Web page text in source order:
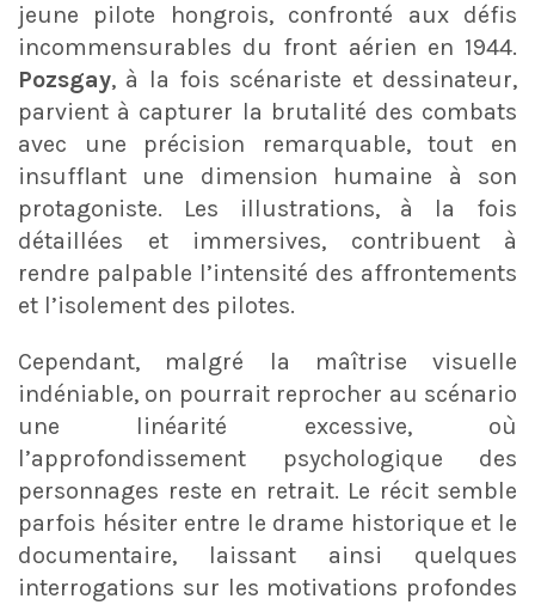
jeune pilote hongrois, confronté aux défis
incommensurables du front aérien en 1944.
Pozsgay, à la fois scénariste et dessinateur,
parvient à capturer la brutalité des combats
avec une précision remarquable, tout en
insufflant une dimension humaine à son
protagoniste. Les illustrations, à la fois
détaillées et immersives, contribuent à
rendre palpable l’intensité des affrontements
et l’isolement des pilotes.
Cependant, malgré la maîtrise visuelle
indéniable, on pourrait reprocher au scénario
une linéarité excessive, où
l’approfondissement psychologique des
personnages reste en retrait. Le récit semble
parfois hésiter entre le drame historique et le
documentaire, laissant ainsi quelques
interrogations sur les motivations profondes